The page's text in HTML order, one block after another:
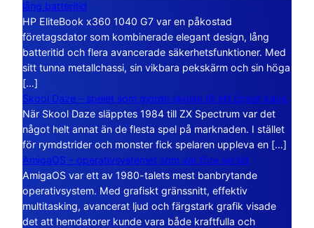
lång batteritid
HP EliteBook x360 1040 G7 var en påkostad
företagsdator som kombinerade elegant design, lång
batteritid och flera avancerade säkerhetsfunktioner. Med
sitt tunna metallchassi, sin vikbara pekskärm och sin höga
[…]
Skool Daze – spelet som gjorde skolan till ett öppet kaos
När Skool Daze släpptes 1984 till ZX Spectrum var det
något helt annat än de flesta spel på marknaden. I stället
för rymdstrider och monster fick spelaren uppleva en […]
AmigaOS – operativsystemet som var före sin tid
AmigaOS var ett av 1980-talets mest banbrytande
operativsystem. Med grafiskt gränssnitt, effektiv
multitasking, avancerat ljud och färgstark grafik visade
det att hemdatorer kunde vara både kraftfulla och